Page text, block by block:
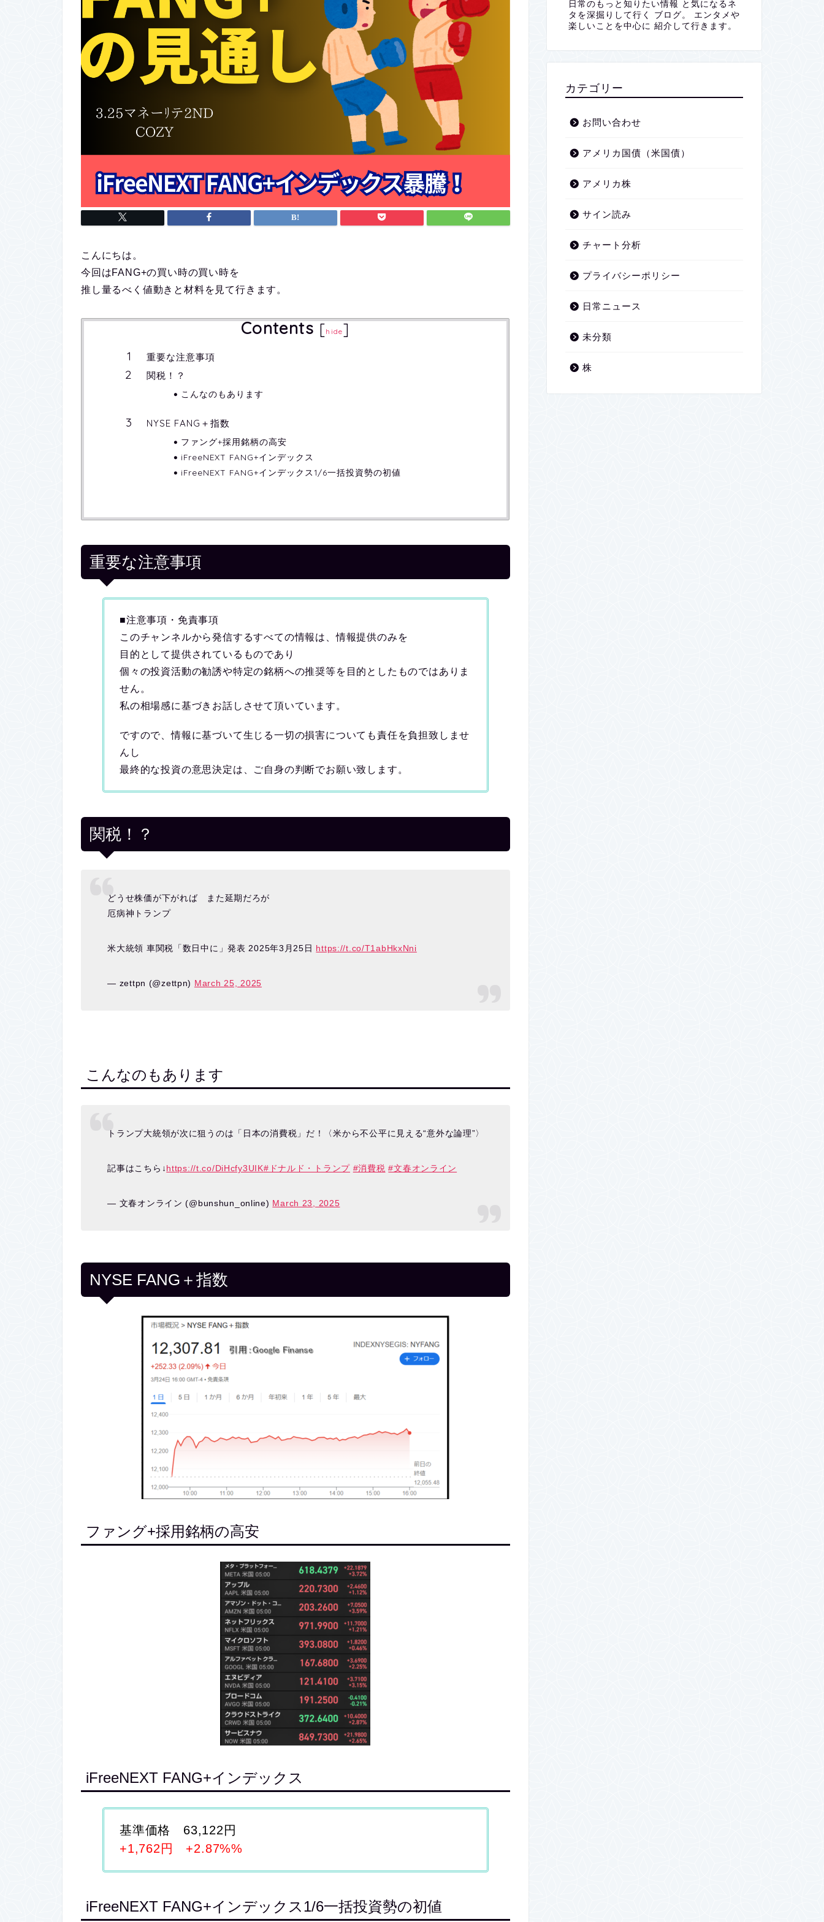
こんにちは。
今回はFANG+の買い時の買い時を
推し量るべく値動きと材料を見て行きます。
Contents [hide]
重要な注意事項
関税！？
こんなのもあります
NYSE FANG＋指数
ファング+採用銘柄の高安
iFreeNEXT FANG+インデックス
iFreeNEXT FANG+インデックス1/6一括投資勢の初値
重要な注意事項
■注意事項・免責事項
このチャンネルから発信するすべての情報は、情報提供のみを
目的として提供されているものであり
個々の投資活動の勧誘や特定の銘柄への推奨等を目的としたものではありま
せん。
私の相場感に基づきお話しさせて頂いています。
ですので、情報に基づいて生じる一切の損害についても責任を負担致しませ
んし
最終的な投資の意思決定は、ご自身の判断でお願い致します。
関税！？
どうせ株価が下がれば また延期だろが
厄病神トランプ
米大統領 車関税「数日中に」発表 2025年3月25日 https://t.co/T1abHkxNni
— zettpn (@zettpn) March 25, 2025
こんなのもあります
トランプ大統領が次に狙うのは「日本の消費税」だ！〈米から不公平に見える“意外な論理”〉
記事はこちら↓https://t.co/DiHcfy3UIK#ドナルド・トランプ #消費税 #文春オンライン
— 文春オンライン (@bunshun_online) March 23, 2025
NYSE FANG＋指数
ファング+採用銘柄の高安
iFreeNEXT FANG+インデックス
基準価格 63,122円
+1,762円 +2.87%%
iFreeNEXT FANG+インデックス1/6一括投資勢の初値
日常のもっと知りたい情報 と気になるネ
タを深掘りして行く ブログ。 エンタメや
楽しいことを中心に 紹介して行きます。
カテゴリー
お問い合わせ
アメリカ国債（米国債）
アメリカ株
サイン読み
チャート分析
プライバシーポリシー
日常ニュース
未分類
株